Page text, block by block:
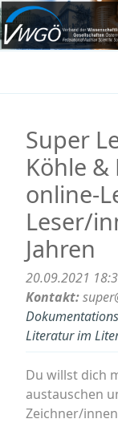
Zum
Inhalt
springenVWGÖ
Federation of
Super
Köhle &
online-
Leser/
Jahren
20.09.2021
Kontakt:
Literatur im
Du willst dich
austauschen
Zeichner/